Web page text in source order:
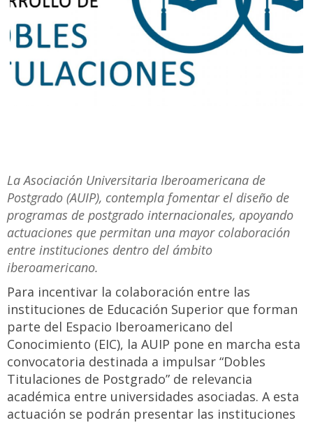
La Asociación Universitaria Iberoamericana de
Postgrado (AUIP), contempla fomentar el diseño de
programas de postgrado internacionales, apoyando
actuaciones que permitan una mayor colaboración
entre instituciones dentro del ámbito
iberoamericano.
Para incentivar la colaboración entre las
instituciones de Educación Superior que forman
parte del Espacio Iberoamericano del
Conocimiento (EIC), la AUIP pone en marcha esta
convocatoria destinada a impulsar “Dobles
Titulaciones de Postgrado” de relevancia
académica entre universidades asociadas. A esta
actuación se podrán presentar las instituciones